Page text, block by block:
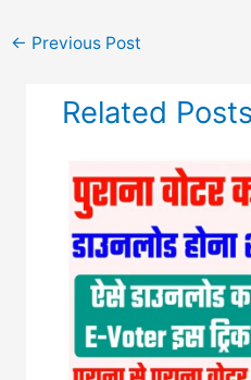
← Previous Post
Related Posts